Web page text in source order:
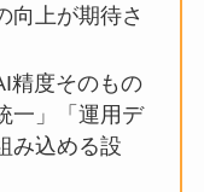
向上が期待さ
精度そのもの
一」「運用デ
み込める設